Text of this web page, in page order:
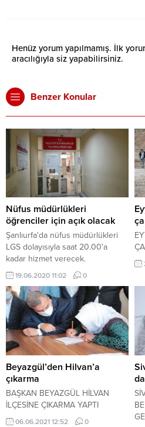
Henüz yorum yapılmamış. İlk
aracılığıyla siz yapabilirsiniz.
Benzer Konular
Nüfus müdürlükleri
öğrenciler için açık olacak
Şanlıurfa'da nüfus müdürlükleri
LGS dolayısıyla saat 20.00'a
kadar hizmet verecek.
19.06.2020 11:02 0
Beyazgül’den Hilvan’a
çıkarma
BAŞKAN BEYAZGÜL HİLVAN
İLÇESİNE ÇIKARMA YAPTI
06.06.2021 12:52 0